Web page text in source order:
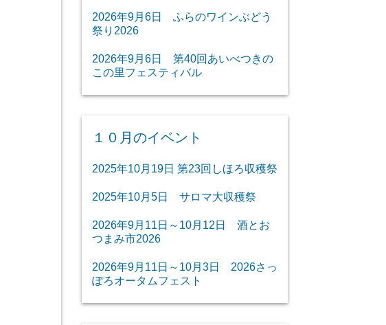
2026年9月6日 ふらのワインぶどう
祭り2026
2026年9月6日 第40回あいべつきの
この里フェスティバル
１０月のイベント
2025年10月19日 第23回しほろ収穫祭
2025年10月5日 サロマ大収穫祭
2026年9月11日～10月12日 酒とお
つまみ市2026
2026年9月11日～10月3日 2026さっ
ぽろオータムフェスト